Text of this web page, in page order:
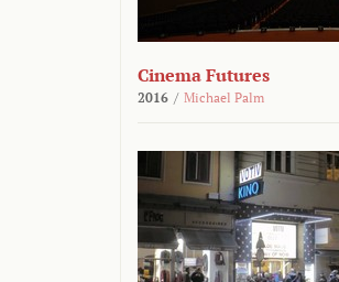
Cinema Futures
2016 / Michael Palm